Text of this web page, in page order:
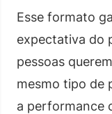
Esse formato
expectativa do
pessoas
mesmo tipo de
a performance